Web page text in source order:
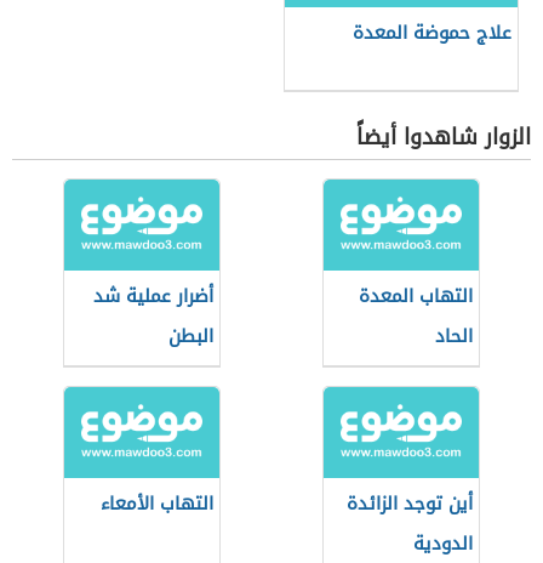
علاج حموضة المعدة
الزوار شاهدوا أيضاً
التهاب المعدة
الحاد
أضرار عملية شد
البطن
أين توجد الزائدة
الدودية
التهاب الأمعاء